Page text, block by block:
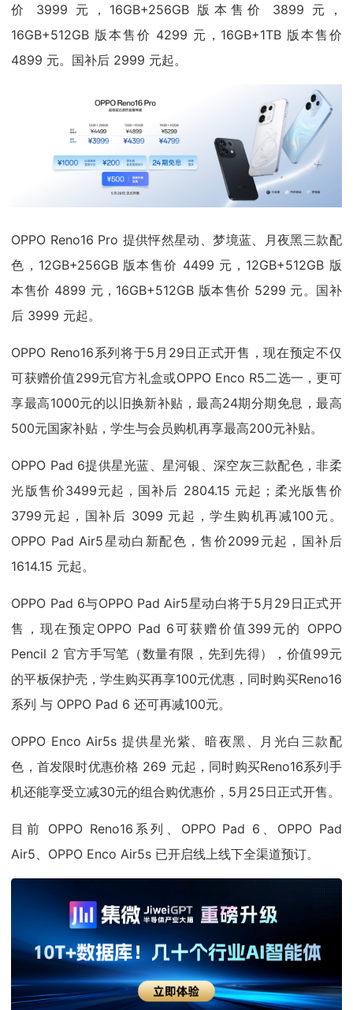
价 3999 元，16GB+256GB 版本售价 3899 元，
16GB+512GB 版本售价 4299 元，16GB+1TB 版本售价
4899 元。国补后 2999 元起。
OPPO Reno16 Pro 提供怦然星动、梦境蓝、月夜黑三款配
色，12GB+256GB 版本售价 4499 元，12GB+512GB 版
本售价 4899 元，16GB+512GB 版本售价 5299 元。国补
后 3999 元起。
OPPO Reno16系列将于5月29日正式开售，现在预定不仅
可获赠价值299元官方礼盒或OPPO Enco R5二选一，更可
享最高1000元的以旧换新补贴，最高24期分期免息，最高
500元国家补贴，学生与会员购机再享最高200元补贴。
OPPO Pad 6提供星光蓝、星河银、深空灰三款配色，非柔
光版售价3499元起，国补后 2804.15 元起；柔光版售价
3799元起，国补后 3099 元起，学生购机再减100元。
OPPO Pad Air5星动白新配色，售价2099元起，国补后
1614.15 元起。
OPPO Pad 6与OPPO Pad Air5星动白将于5月29日正式开
售，现在预定OPPO Pad 6可获赠价值399元的 OPPO
Pencil 2 官方手写笔（数量有限，先到先得），价值99元
的平板保护壳，学生购买再享100元优惠，同时购买Reno16
系列 与 OPPO Pad 6 还可再减100元。
OPPO Enco Air5s 提供星光紫、暗夜黑、月光白三款配
色，首发限时优惠价格 269 元起，同时购买Reno16系列手
机还能享受立减30元的组合购优惠价，5月25日正式开售。
目前 OPPO Reno16系列、OPPO Pad 6、OPPO Pad
Air5、OPPO Enco Air5s 已开启线上线下全渠道预订。